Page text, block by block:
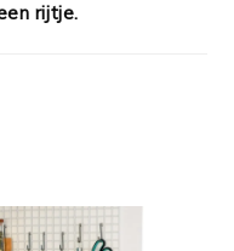
rijtje.